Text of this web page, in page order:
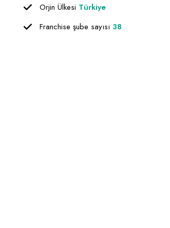
Orjin Ülkesi Türkiye
Franchise şube sayısı 38